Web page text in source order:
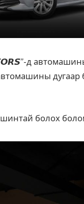
д
дугаар
болох